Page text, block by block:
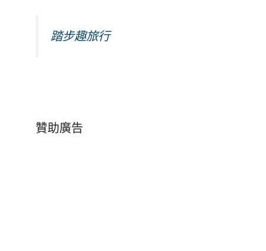
踏步趣旅行
贊助廣告